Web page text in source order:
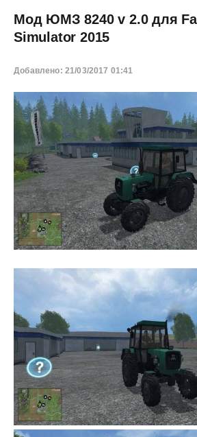
Мод ЮМЗ 8240 v 2.0 для
Simulator 2015
Добавлено: 21/03/2017 01:41